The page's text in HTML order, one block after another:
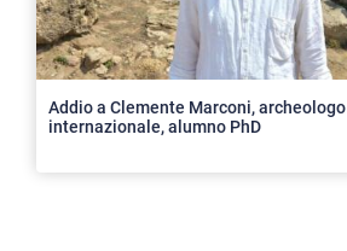
Addio a Clemente Marconi, archeologo
internazionale, alumno PhD